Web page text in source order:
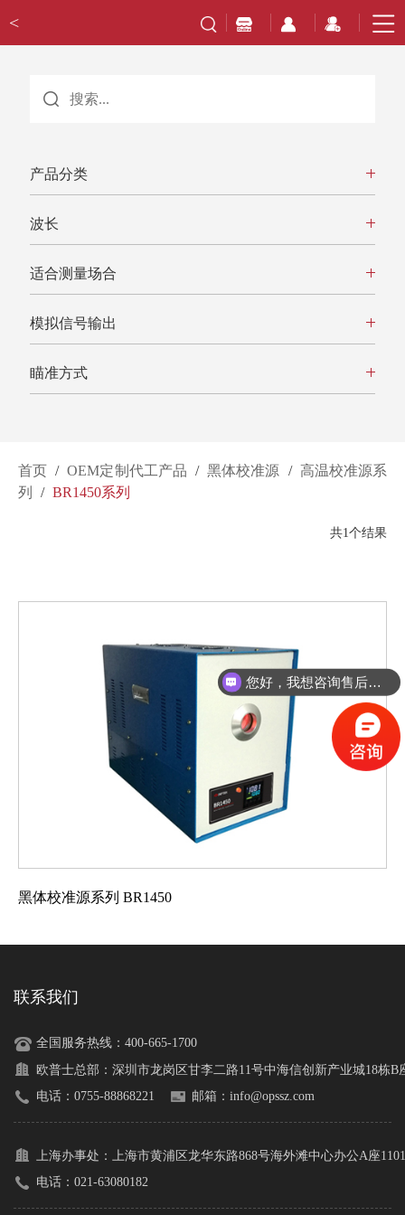
<
产品分类
波长
适合测量场合
模拟信号输出
瞄准方式
首页 / OEM定制代工产品 / 黑体校准源 / 高温校准源系
列
/ BR1450系列
共1个结果
黑体校准源系列 BR1450
联系我们
全国服务热线：400-665-1700
欧普士总部： 深圳市龙岗区甘李二路11号中海信创新产业城18栋B
电话：0755-88868221
邮箱：info@opssz.com
上海办事处：
上海市黄浦区龙华东路868号海外滩中心办公A座1101
电话：021-63080182
您好，我想咨询产品价格及货期。